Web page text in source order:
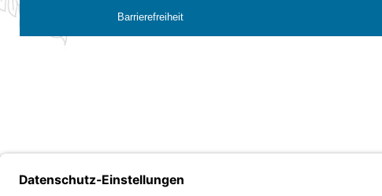
Barrierefreiheit